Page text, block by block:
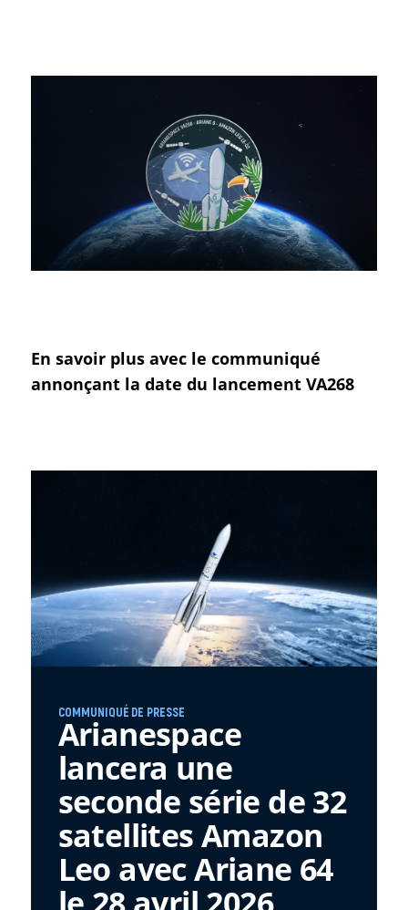
En savoir plus avec le communiqué
annonçant la date du lancement VA268
COMMUNIQUÉ DE PRESSE
Arianespace
lancera une
seconde série de 32
satellites Amazon
Leo avec Ariane 64